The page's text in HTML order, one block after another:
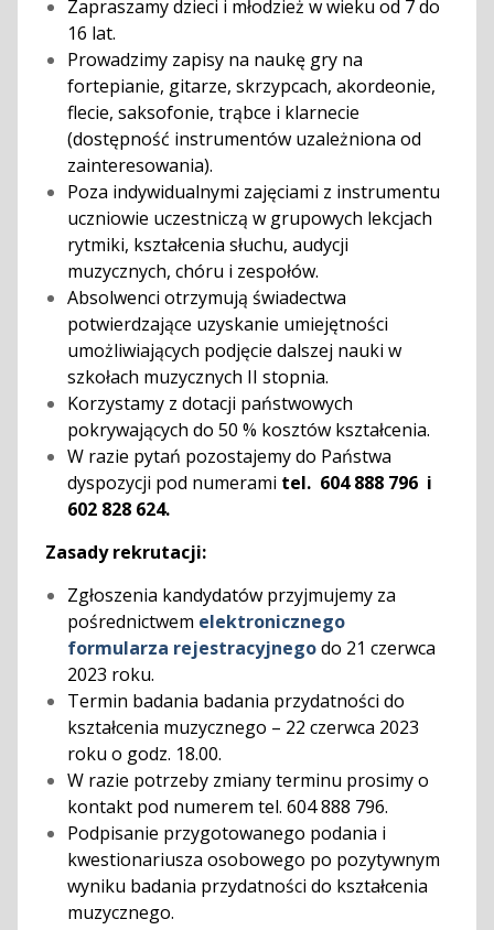
Zapraszamy dzieci i młodzież w wieku od 7 do
16 lat.
Prowadzimy zapisy na naukę gry na
fortepianie, gitarze, skrzypcach, akordeonie,
flecie, saksofonie, trąbce i klarnecie
(dostępność instrumentów uzależniona od
zainteresowania).
Poza indywidualnymi zajęciami z instrumentu
uczniowie uczestniczą w grupowych lekcjach
rytmiki, kształcenia słuchu, audycji
muzycznych, chóru i zespołów.
Absolwenci otrzymują świadectwa
potwierdzające uzyskanie umiejętności
umożliwiających podjęcie dalszej nauki w
szkołach muzycznych II stopnia.
Korzystamy z dotacji państwowych
pokrywających do 50 % kosztów kształcenia.
W razie pytań pozostajemy do Państwa
dyspozycji pod numerami tel. 604 888 796 i
602 828 624.
Zasady rekrutacji:
Zgłoszenia kandydatów przyjmujemy za
pośrednictwem elektronicznego
formularza rejestracyjnegodo 21 czerwca
2023 roku.
Termin badania badania przydatności do
kształcenia muzycznego – 22 czerwca 2023
roku o godz. 18.00.
W razie potrzeby zmiany terminu prosimy o
kontakt pod numerem tel. 604 888 796.
Podpisanie przygotowanego podania i
kwestionariusza osobowego po pozytywnym
wyniku badania przydatności do kształcenia
muzycznego.